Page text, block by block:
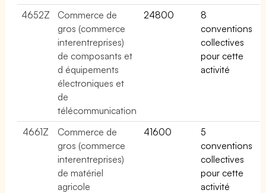
4652Z
Commerce de
gros (commerce
interentreprises)
de composants et
d équipements
électroniques et
de
télécommunication
24800
8
conventions
collectives
pour cette
activité
4661Z
Commerce de
gros (commerce
interentreprises)
de matériel
agricole
41600
5
conventions
collectives
pour cette
activité